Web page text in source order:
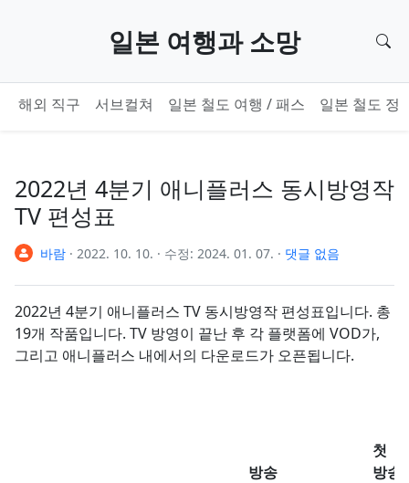
일본 여행과 소망
해외 직구 서브컬쳐 일본 철도 여행 / 패스 일본 철도 정
2022년 4분기 애니플러스 동시방영작
TV 편성표
바람 · 2022. 10. 10. · 수정: 2024. 01. 07. · 댓글 없음
2022년 4분기 애니플러스 TV 동시방영작 편성표입니다. 총
19개 작품입니다. TV 방영이 끝난 후 각 플랫폼에 VOD가,
그리고 애니플러스 내에서의 다운로드가 오픈됩니다.
방송
첫
방송